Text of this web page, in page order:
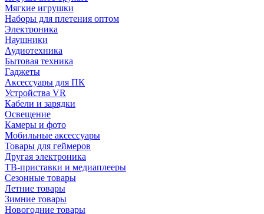
Мягкие игрушки
Наборы для плетения оптом
Электроника
Наушники
Аудиотехника
Бытовая техника
Гаджеты
Аксессуары для ПК
Устройства VR
Кабели и зарядки
Освещение
Камеры и фото
Мобильные аксессуары
Товары для геймеров
Другая электроника
ТВ-приставки и медиаплееры
Сезонные товары
Летние товары
Зимние товары
Новогодние товары